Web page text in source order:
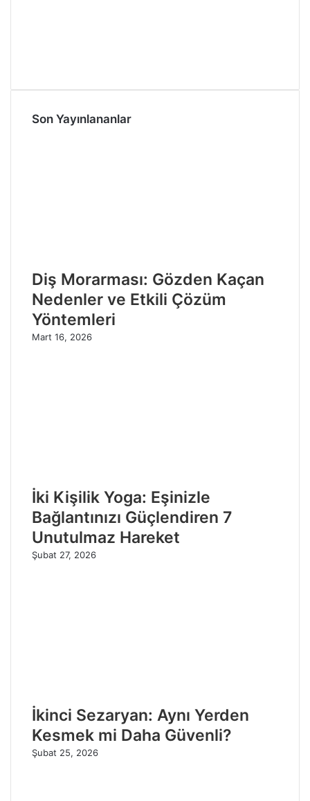
Son Yayınlananlar
Diş Morarması: Gözden Kaçan
Nedenler ve Etkili Çözüm
Yöntemleri
Mart 16, 2026
İki Kişilik Yoga: Eşinizle
Bağlantınızı Güçlendiren 7
Unutulmaz Hareket
Şubat 27, 2026
İkinci Sezaryan: Aynı Yerden
Kesmek mi Daha Güvenli?
Şubat 25, 2026